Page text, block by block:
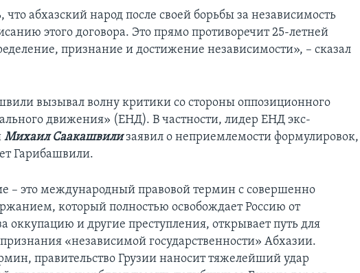
что абхазский народ после своей борьбы за независимость
этого договора. Это прямо противоречит 25-летней
признание и достижение независимости», – сказал
вызывал волну критики со стороны оппозиционного
движения» (ЕНД). В частности, лидер ЕНД экс-
Михаил Саакашвилизаявил о неприемлемости формулировок,
Гарибашвили.
– это международный правовой термин с совершенно
который полностью освобождает Россию от
оккупацию и другие преступления, открывает путь для
«независимой государственности» Абхазии.
правительство Грузии наносит тяжелейший удар